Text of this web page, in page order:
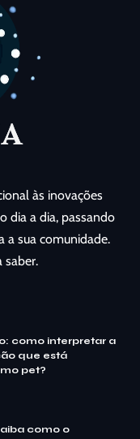
às inovações
dia a dia, passando
a sua comunidade.
saber.
como interpretar a
que está
pet?
como o